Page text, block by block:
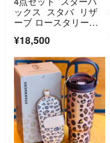
ックス スタバ リザ
ーブ ロースタリー東
パニー タンブラ
ー トートバッグ ノ
ート 巾着
¥18,500